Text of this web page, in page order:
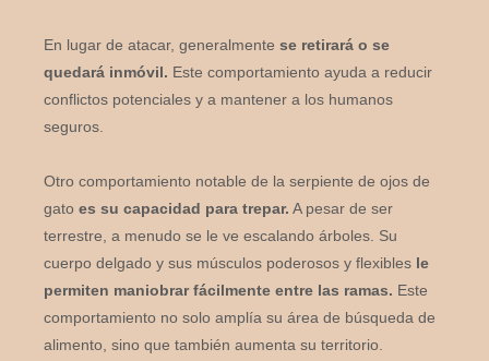
En lugar de atacar, generalmente se retirará o se
quedará inmóvil. Este comportamiento ayuda a reducir
conflictos potenciales y a mantener a los humanos
seguros.
Otro comportamiento notable de la serpiente de ojos de
gato es su capacidad para trepar. A pesar de ser
terrestre, a menudo se le ve escalando árboles. Su
cuerpo delgado y sus músculos poderosos y flexibles le
permiten maniobrar fácilmente entre las ramas. Este
comportamiento no solo amplía su área de búsqueda de
alimento, sino que también aumenta su territorio.